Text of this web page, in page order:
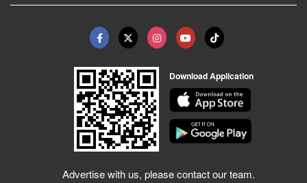
Download Application
Advertise with us, please contact our team.